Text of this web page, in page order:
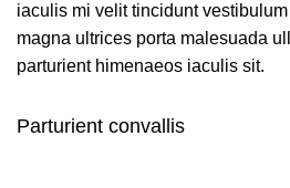
iaculis mi velit tincidunt
magna ultrices porta malesuada
parturient himenaeos iaculis sit.
Parturient convallis